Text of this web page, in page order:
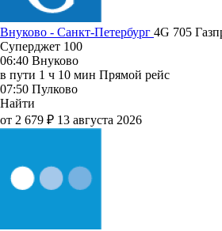
Внуково - Санкт-Петербург 4G 705
Суперджет 100
06:40 Внуково
в пути 1 ч 10 мин Прямой рейс
07:50 Пулково
Найти
от 2 679 ₽ 13 августа 2026